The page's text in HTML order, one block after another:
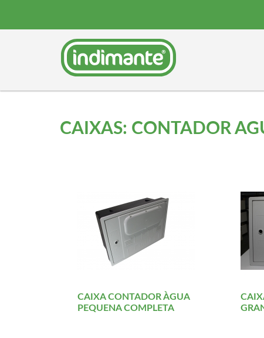
CAIXAS: CONTADOR
CAIXA CONTADOR ÀGUA
PEQUENA COMPLETA